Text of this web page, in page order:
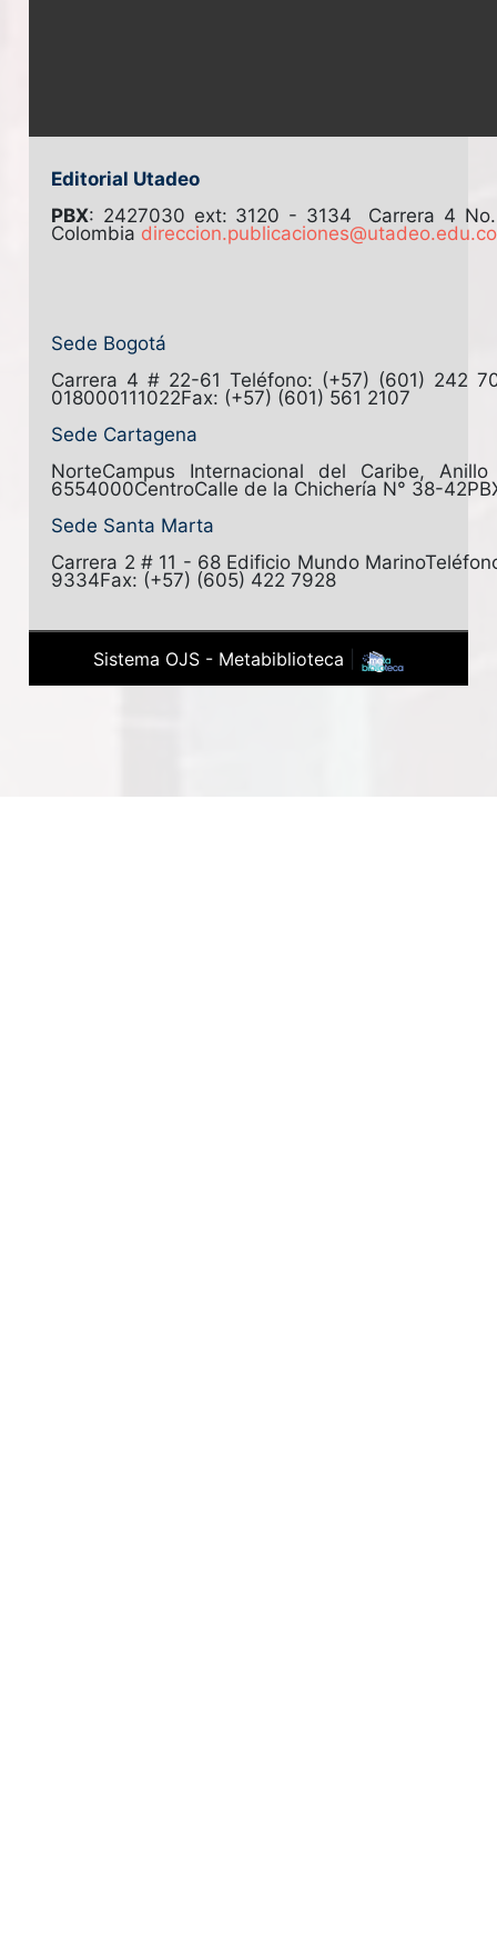
Editorial Utadeo
PBX: 2427030 ext: 3120 - 3134 Carrera 4
Colombia direccion.publicaciones@utadeo.edu.co
Sede Bogotá
Carrera 4 # 22-61Teléfono: (+57) (601) 242
018000111022Fax: (+57) (601) 561 2107
Sede Cartagena
NorteCampus Internacional del Caribe,
6554000CentroCalle de la Chichería N° 38-42
Sede Santa Marta
Carrera 2 # 11 - 68 Edificio Mundo Marino
9334Fax: (+57) (605) 422 7928
Sistema OJS - Metabiblioteca